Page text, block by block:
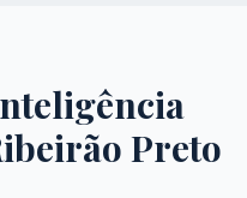
Preto